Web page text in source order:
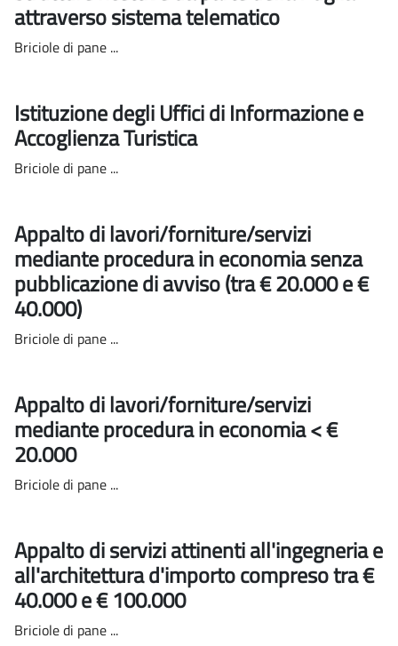
attraverso sistema telematico
Briciole di pane ...
Istituzione degli Uffici di Informazione e
Accoglienza Turistica
Briciole di pane ...
Appalto di lavori/forniture/servizi
mediante procedura in economia senza
pubblicazione di avviso (tra € 20.000 e €
40.000)
Briciole di pane ...
Appalto di lavori/forniture/servizi
mediante procedura in economia < €
20.000
Briciole di pane ...
Appalto di servizi attinenti all'ingegneria e
all'architettura d'importo compreso tra €
40.000 e € 100.000
Briciole di pane ...